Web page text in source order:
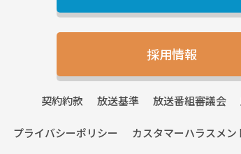
採用情報
契約約款 放送基準 放送番組審議会
プライバシーポリシー カスタマーハラスメン